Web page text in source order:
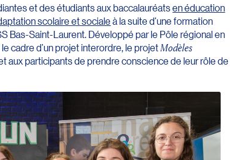
et des étudiants aux baccalauréatsen éducation
scolaire et socialeà la suite d’une formation
Bas-Saint-Laurent. Développé par le Pôle régional en
cadre d’un projet interordre, le projetModèles
aux participants de prendre conscience de leur rôle de